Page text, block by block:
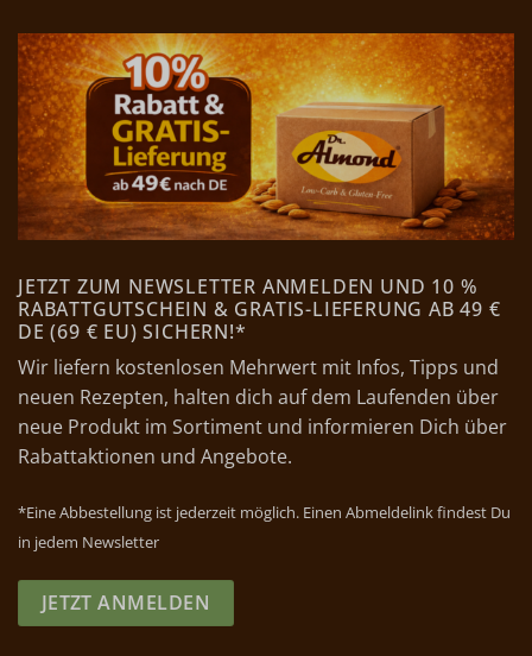
JETZT ZUM NEWSLETTER ANMELDEN UND 10 %
RABATTGUTSCHEIN & GRATIS-LIEFERUNG AB 49 €
DE (69 € EU) SICHERN!*
Wir liefern kostenlosen Mehrwert mit Infos, Tipps und
neuen Rezepten, halten dich auf dem Laufenden über
neue Produkt im Sortiment und informieren Dich über
Rabattaktionen und Angebote.
*Eine Abbestellung ist jederzeit möglich. Einen Abmeldelink findest Du
in jedem Newsletter
JETZT ANMELDEN